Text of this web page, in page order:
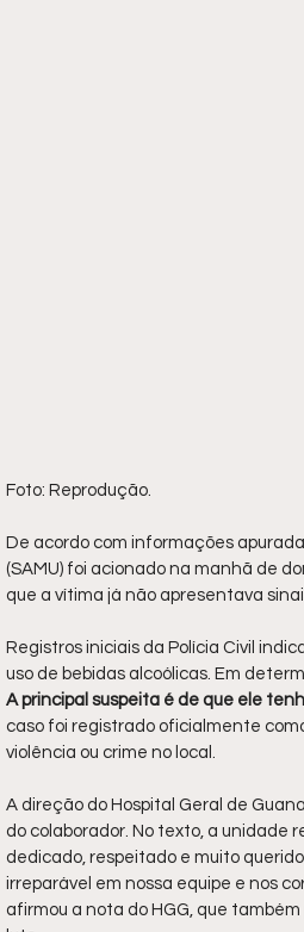
Foto: Reprodução.
De acordo com informações
(SAMU) foi acionado na manhã de
que a vítima já não apresentava
Registros iniciais da Polícia Civil
uso de bebidas alcoólicas. Em
A principal suspeita é de que ele
caso foi registrado oficialmente
violência ou crime no local.
A direção do Hospital Geral de
do colaborador. No texto, a unidade
dedicado, respeitado e muito
irreparável em nossa equipe e nos
afirmou a nota do HGG, que